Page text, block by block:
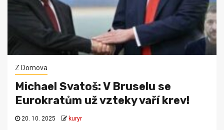
Z Domova
Michael Svatoš: V Bruselu se
Eurokratům už vzteky vaří krev!
20. 10. 2025 kuryr